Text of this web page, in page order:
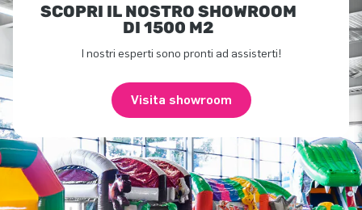
SCOPRI IL NOSTRO SHOWROOM
DI 1500 M2
I nostri esperti sono pronti ad assisterti!
Visita showroom